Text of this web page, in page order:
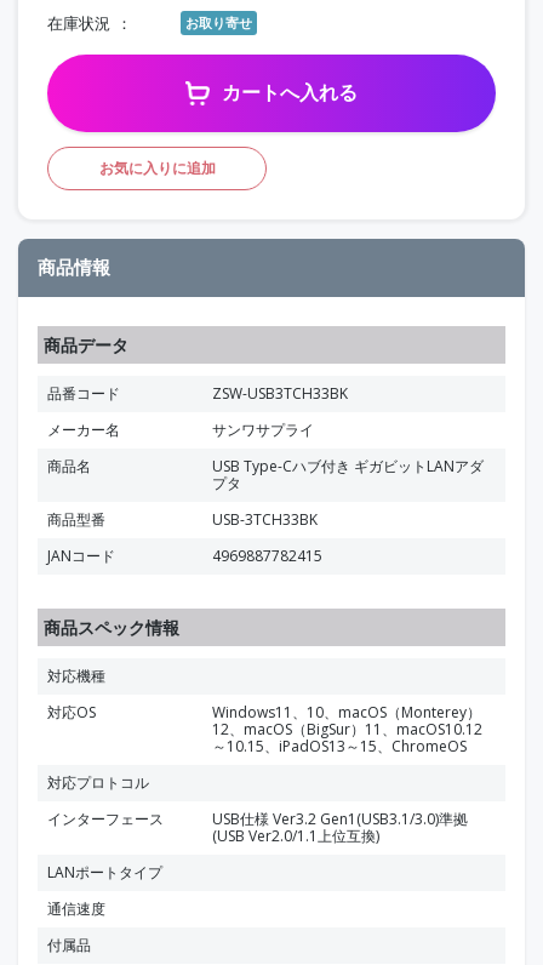
在庫状況 お取り寄せ
カートへ入れる
お気に入りに追加
商品情報
商品データ
品番コード
ZSW-USB3TCH33BK
メーカー名
サンワサプライ
商品名
USB Type-Cハブ付き ギガビットLANアダ
プタ
商品型番
USB-3TCH33BK
JANコード
4969887782415
商品スペック情報
対応機種
対応OS
Windows11、10、macOS（Monterey）
12、macOS（BigSur）11、macOS10.12
～10.15、iPadOS13～15、ChromeOS
対応プロトコル
インターフェース
USB仕様 Ver3.2 Gen1(USB3.1/3.0)準拠
(USB Ver2.0/1.1上位互換)
LANポートタイプ
通信速度
付属品